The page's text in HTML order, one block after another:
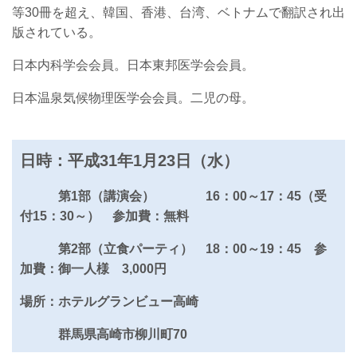
等30冊を超え、韓国、香港、台湾、ベトナムで翻訳され出
版されている。
日本内科学会会員。日本東邦医学会会員。
日本温泉気候物理医学会会員。二児の母。
日時：平成31年1月23日（水）
第1部（講演会） 16：00～17：45（受
付15：30～） 参加費：無料
第2部（立食パーティ） 18：00～19：45 参
加費：御一人様 3,000円
場所：ホテルグランビュー高崎
群馬県高崎市柳川町70